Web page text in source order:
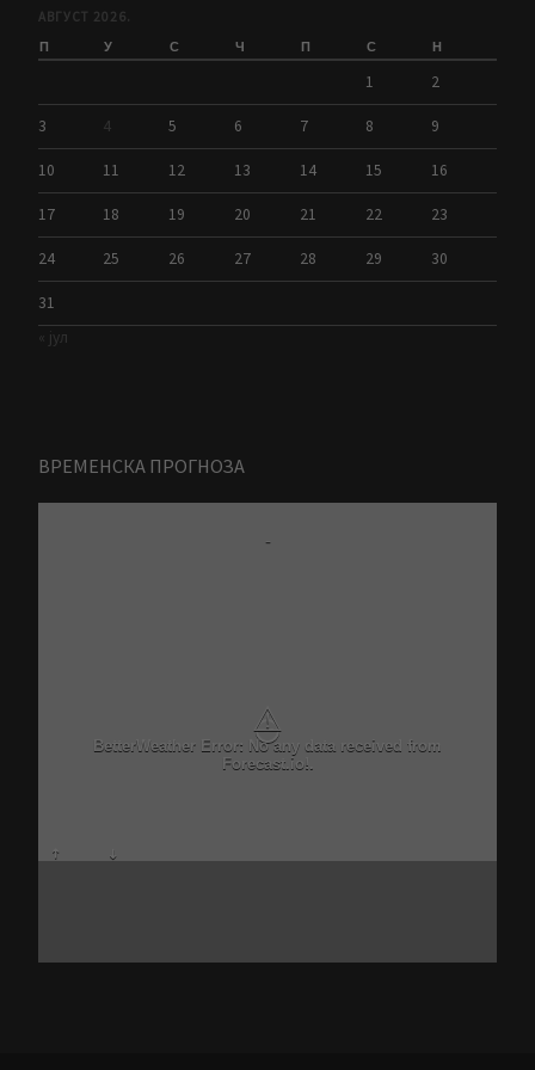
АВГУСТ 2026.
П У С Ч П С Н
1 2
3 4 5 6 7 8 9
10 11 12 13 14 15 16
17 18 19 20 21 22 23
24 25 26 27 28 29 30
31
« јул
ВРЕМЕНСКА ПРОГНОЗА
-
⚠
BetterWeather Error: No any data received from
Forecast.io!.